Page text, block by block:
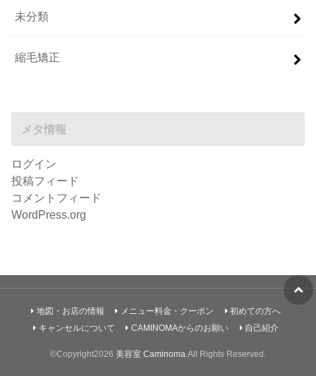
未分類
縮毛矯正
メタ情報
ログイン
投稿フィード
コメントフィード
WordPress.org
地図・お店の情報 メニュー料金・クーポン
初めての方へ
キャンセルについて
CAMINOMAからのお願い 自己紹介
©Copyright2026 美容室 Caminoma.All Rights Reserved.